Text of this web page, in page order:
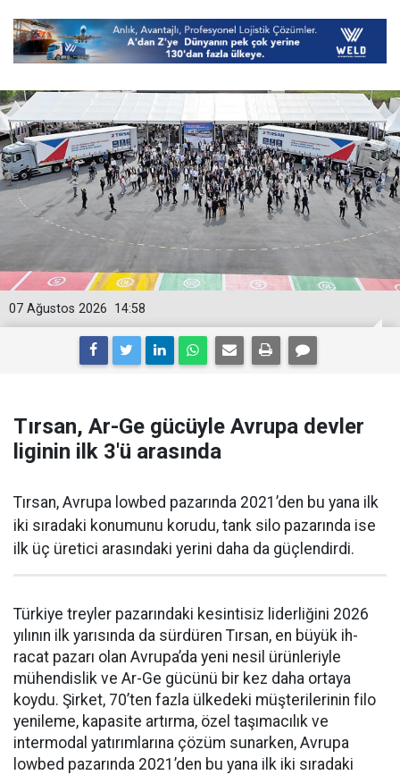
14:58
07 Ağustos 2026
Tırsan, Ar-Ge gücüyle Avrupa devler
liginin ilk 3'ü arasında
Tırsan, Avrupa lowbed pazarında 2021’den bu yana ilk
iki sıradaki konumunu korudu, tank silo pazarında ise
ilk üç üretici arasındaki yerini daha da güçlen­dirdi.
Türkiye treyler pazarın­daki kesintisiz liderliğini 2026
yılının ilk yarısında da sürdüren Tırsan, en büyük ih­
racat pazarı olan Avrupa’da yeni nesil ürünleriyle
mühendislik ve Ar-Ge gücünü bir kez daha orta­ya
koydu. Şirket, 70’ten fazla ül­kedeki müşterilerinin filo
yenile­me, kapasite artırma, özel taşıma­cılık ve
intermodal yatırımlarına çözüm sunarken, Avrupa
lowbed pazarında 2021’den bu yana ilk iki sıradaki